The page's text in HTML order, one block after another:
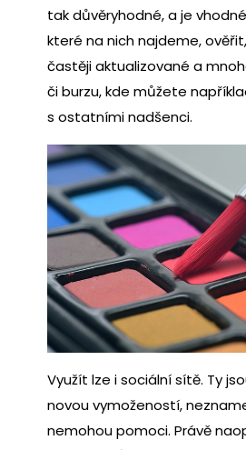
tak důvěryhodné, a je
které na nich najdeme,
častěji aktualizované a
či burzu, kde můžete
s ostatními nadšenci.
Využít lze i sociální sítě. Ty
novou vymožeností,
nemohou pomoci. Právě